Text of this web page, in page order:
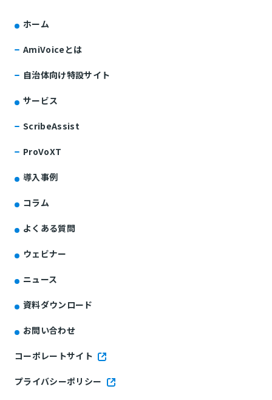
ホーム
AmiVoiceとは
自治体向け特設サイト
サービス
ScribeAssist
ProVoXT
導入事例
コラム
よくある質問
ウェビナー
ニュース
資料ダウンロード
お問い合わせ
コーポレートサイト
プライバシーポリシー